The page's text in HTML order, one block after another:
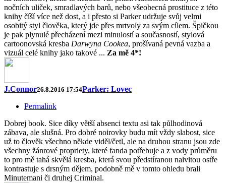
nočních uliček, smradlavých barů, nebo všeobecná prostituce z této
knihy číší více než dost, a i přesto si Parker udržuje svůj velmi
osobitý styl člověka, který jde přes mrtvoly za svým cílem. Špičkou
je pak plynulé přecházení mezi minulostí a současností, stylová
cartoonovská kresba Darwyna Cookea, prošívaná pevná vazba a
vizuál celé knihy jako takové ... Za mě 4*!
J.Connor26.8.2016 17:54Parker: Lovec
Permalink
Dobrej book. Sice díky větší absenci textu asi tak půlhodinová
zábava, ale slušná. Pro dobré noirovky budu mít vždy slabost, sice
už to člověk všechno někde viděl/četl, ale na druhou stranu jsou zde
všechny žánrové propriety, které fanda potřebuje a z vody průměru
to pro mě tahá skvělá kresba, která svou předstíranou naivitou ostře
kontrastuje s drsným dějem, podobně mě v tomto ohledu brali
Minutemani či druhej Criminal.